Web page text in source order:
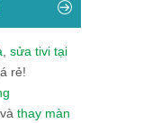
sửa tivi tại
rẻ!
và thay màn